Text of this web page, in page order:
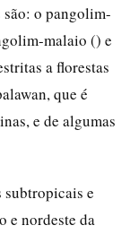
são: o pangolim-
malaio () e
a florestas
que é
e de algumas
e
e nordeste da